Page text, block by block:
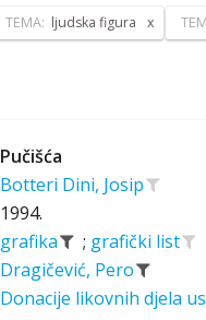
TEMA: ljudska figura
Pučišća
Botteri Dini, Josip
1994.
grafika ; grafički list
Dragičević, Pero
Donacije likovnih djela